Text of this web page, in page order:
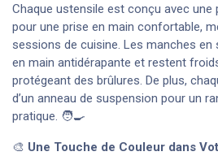
Chaque ustensile est conçu avec une
pour une prise en main confortable,
sessions de cuisine. Les manches
en main antidérapante et restent
protégeant des brûlures. De plus,
d’un anneau de suspension pour un
pratique. 🧑‍🍳
🎨 Une Touche de Couleur dans